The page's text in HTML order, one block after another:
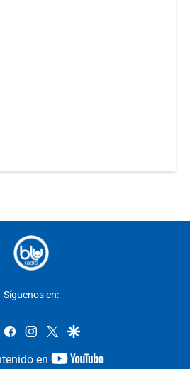
Síguenos en:
whatsappfacebookinstagram
twittergoogle
en
youtube-